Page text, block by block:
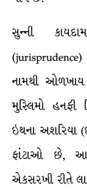
સુન્ની
નામથી
મુસ્લિમો હનફી
ઇથના અશરિયા
ફાંટાઓ છે,
એકસરખી રીતે